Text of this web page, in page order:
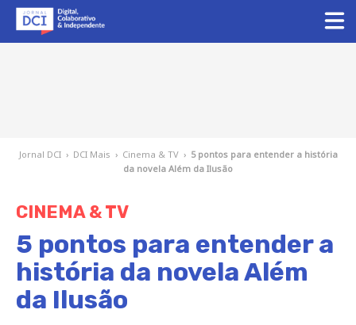
Jornal DCI › DCI Mais › Cinema & TV › 5 pontos para entender a história
da novela Além da Ilusão
CINEMA & TV
5 pontos para entender a
história da novela Além
da Ilusão